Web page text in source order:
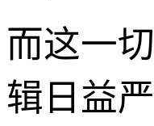
而这一
辑日益